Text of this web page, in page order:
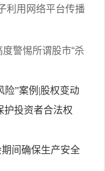
利用网络平台传播
警惕所谓股市“杀
险”案例|股权变动
投资者合法权
间确保生产安全